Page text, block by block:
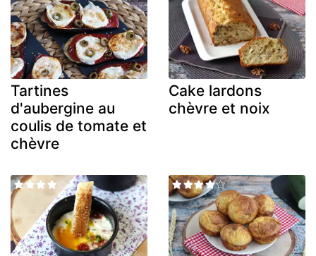
Tartines
d'aubergine au
coulis de tomate et
chèvre
Cake lardons
chèvre et noix